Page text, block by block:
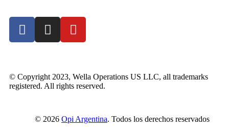
© Copyright 2023, Wella Operations US LLC, all trademarks
registered. All rights reserved.
© 2026 Opi Argentina. Todos los derechos reservados